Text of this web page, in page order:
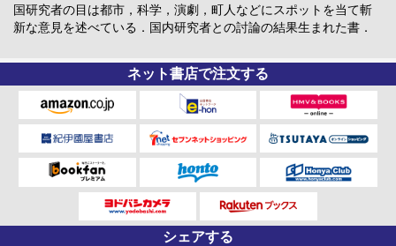
国研究者の目は都市，科学，演劇，町人などにスポットを当て斬
新な意見を述べている．国内研究者との討論の結果生まれた書．
ネット書店で注文する
シェアする